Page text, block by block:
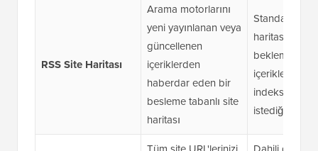
RSS Site Haritası
Arama motorlarını
yeni yayınlanan veya
güncellenen
içeriklerden
haberdar eden bir
besleme tabanlı site
haritası
Standart bir
haritası
beklemeden
içeriklerin
istediğinizde